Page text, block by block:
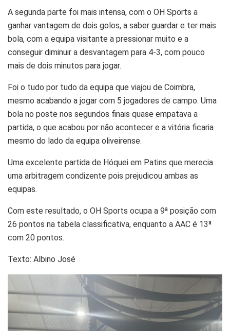
A segunda parte foi mais intensa, com o OH Sports a
ganhar vantagem de dois golos, a saber guardar e ter mais
bola, com a equipa visitante a pressionar muito e a
conseguir diminuir a desvantagem para 4-3, com pouco
mais de dois minutos para jogar.
Foi o tudo por tudo da equipa que viajou de Coimbra,
mesmo acabando a jogar com 5 jogadores de campo. Uma
bola no poste nos segundos finais quase empatava a
partida, o que acabou por não acontecer e a vitória ficaria
mesmo do lado da equipa oliveirense.
Uma excelente partida de Hóquei em Patins que merecia
uma arbitragem condizente pois prejudicou ambas as
equipas.
Com este resultado, o OH Sports ocupa a 9ª posição com
26 pontos na tabela classificativa, enquanto a AAC é 13ª
com 20 pontos.
Texto: Albino José